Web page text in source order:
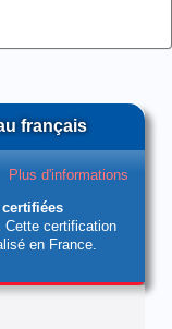
français
Plus d'informations
Cette certification
en France.